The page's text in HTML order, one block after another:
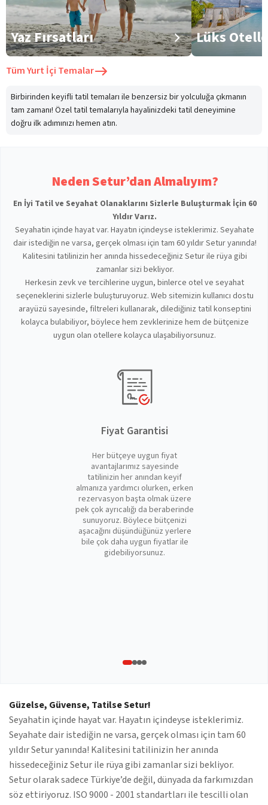
Yaz Fırsatları Lüks
TümYurt İçi Temalar
Birbirinden keyifli tatil temaları ile benzersiz bir yolculuğa çıkmanın
tam zamanı! Özel tatil temalarıyla hayalinizdeki tatil deneyimine
doğru ilk adımınızı hemen atın.
Neden Setur’dan Almalıyım?
En İyi Tatil ve Seyahat Olanaklarını Sizlerle Buluşturmak İçin 60
Yıldır Varız.
Seyahatin içinde hayat var. Hayatın içindeyse isteklerimiz. Seyahate
dair istediğin ne varsa, gerçek olması için tam 60 yıldır Setur yanında!
Kalitesini tatilinizin her anında hissedeceğiniz Setur ile rüya gibi
zamanlar sizi bekliyor.
Herkesin zevk ve tercihlerine uygun, binlerce otel ve seyahat
seçeneklerini sizlerle buluşturuyoruz. Web sitemizin kullanıcı dostu
arayüzü sayesinde, filtreleri kullanarak, dilediğiniz tatil konseptini
kolayca bulabiliyor, böylece hem zevklerinize hem de bütçenize
uygun olan otellere kolayca ulaşabiliyorsunuz.
Fiyat Garantisi
Her bütçeye uygun fiyat
avantajlarımız sayesinde
tatilinizin her anından keyif
almanıza yardımcı olurken, erken
rezervasyon başta olmak üzere
pek çok ayrıcalığı da beraberinde
sunuyoruz. Böylece bütçenizi
aşacağını düşündüğünüz yerlere
bile çok daha uygun fiyatlar ile
gidebiliyorsunuz.
Güzelse, Güvense, Tatilse Setur!
Seyahatin içinde hayat var. Hayatın içindeyse isteklerimiz.
Seyahate dair istediğin ne varsa, gerçek olması için tam 60
yıldır Setur yanında! Kalitesini tatilinizin her anında
hissedeceğiniz Setur ile rüya gibi zamanlar sizi bekliyor.
Setur olarak sadece Türkiye’de değil, dünyada da farkımızdan
söz ettiriyoruz. ISO 9000 - 2001 standartları ile tescilli olan